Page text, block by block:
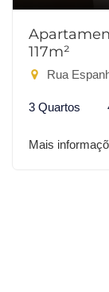
117m²
Rua
3 Quartos
Mais